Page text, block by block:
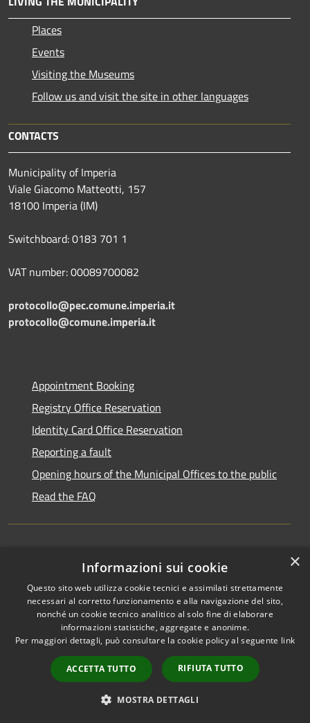
Places
Events
Visiting the Museums
Follow us and visit the site in other languages
CONTACTS
Municipality of Imperia
Viale Giacomo Matteotti, 157
18100 Imperia (IM)
Switchboard: 0183 701 1
VAT number: 00089700082
protocollo@pec.comune.imperia.it
protocollo@comune.imperia.it
Appointment Booking
Registry Office Reservation
Identity Card Office Reservation
Reporting a fault
Opening hours of the Municipal Offices to the public
Read the FAQ
Transparent administration
Public Notice Board
pagoPa
Privacy Policy
Legal notes
Accessibility Statement
×
Informazioni sui cookie
Questo sito web utilizza cookie tecnici e assimilati strettamente
necessari al corretto funzionamento e alla navigazione del sito,
nonché un cookie tecnico analitico al solo fine di elaborare
informazioni statistiche, aggregate e anonime.
Per maggiori dettagli, può consultare la cookie policy al seguente link
ACCETTA TUTTO RIFIUTA TUTTO
MOSTRA DETTAGLI